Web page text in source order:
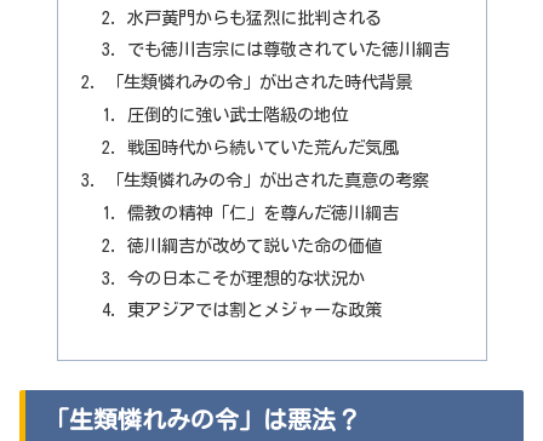
水戸黄門からも猛烈に批判される
でも徳川吉宗には尊敬されていた徳川綱吉
「生類憐れみの令」が出された時代背景
圧倒的に強い武士階級の地位
戦国時代から続いていた荒んだ気風
「生類憐れみの令」が出された真意の考察
儒教の精神「仁」を尊んだ徳川綱吉
徳川綱吉が改めて説いた命の価値
今の日本こそが理想的な状況か
東アジアでは割とメジャーな政策
「生類憐れみの令」は悪法？